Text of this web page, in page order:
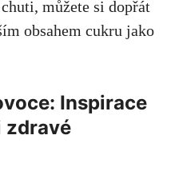
můžete si⁤ dopřát⁣
obsahem cukru​ jako
Inspirace
zdravé